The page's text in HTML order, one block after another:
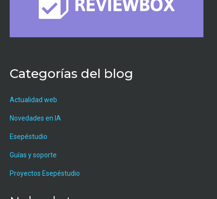
Categorías del blog
Actualidad web
Novedades en IA
Esepéstudio
Guías y soporte
Proyectos Esepéstudio